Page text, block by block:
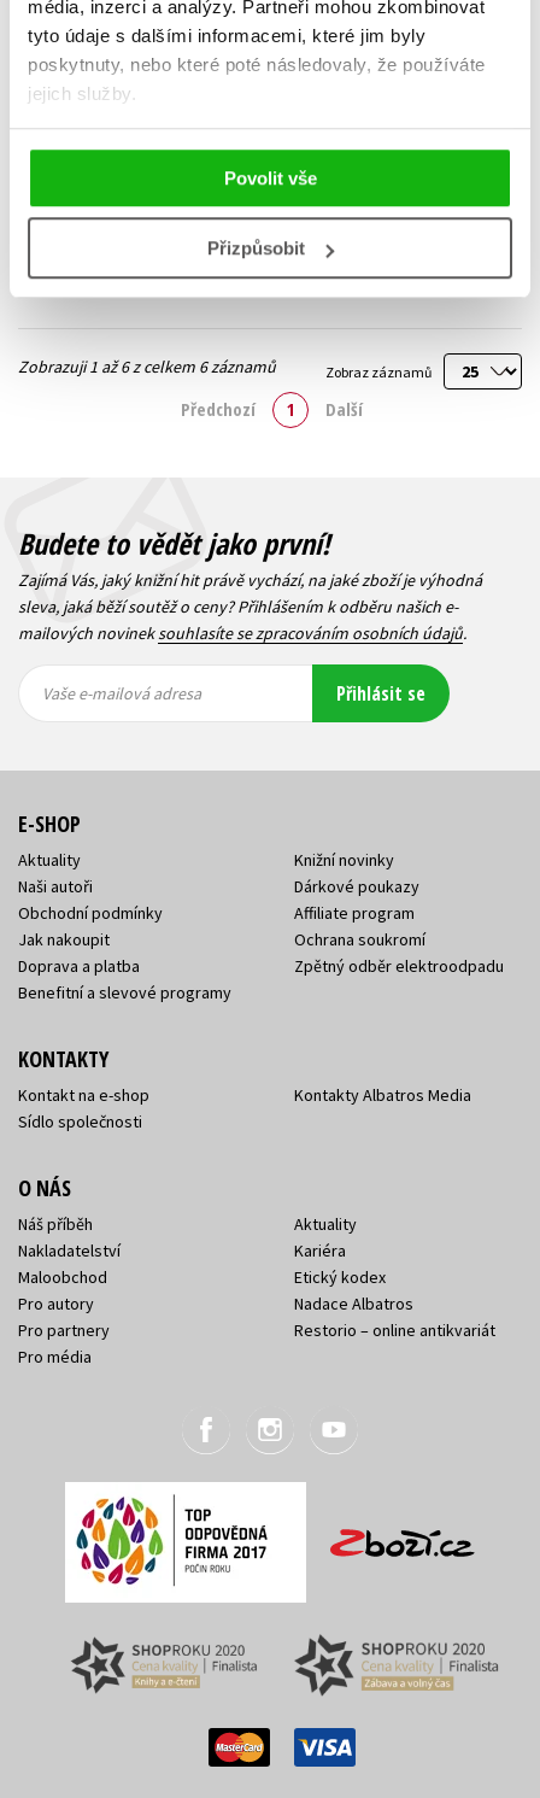
média, inzerci a analýzy. Partneři mohou zkombinovat
tyto údaje s dalšími informacemi, které jim byly
poskytnuty, nebo které poté následovaly, že používáte
jejich služby.
Povolit vše
Přizpůsobit
451 stupňů Fahrenheita
(audiokniha)
Ray Bradbury
Ray Bradbury
Do košíku
Zobraz záznamů
Zobrazuji 1 až 6 z celkem 6 záznamů
Předchozí 1 Další
Budete to vědět jako první!
Zajímá Vás, jaký knižní hit právě vychází, na jaké zboží je výhodná
sleva, jaká běží soutěž o ceny? Přihlášením k odběru našich e-
mailových novineksouhlasíte se zpracováním osobních údajů.
mailová
mailová
Vaše e-mailová adresa Přihlásit se
E-SHOP
Aktuality
Naši autoři
Obchodní podmínky
Jak nakoupit
Doprava a platba
Benefitní a slevové programy
Knižní novinky
Dárkové poukazy
Affiliate program
Ochrana soukromí
Zpětný odběr elektroodpadu
KONTAKTY
Kontakt na e-shop
Sídlo společnosti
Kontakty Albatros Media
O NÁS
Náš příběh
Nakladatelství
Maloobchod
Pro autory
Pro partnery
Pro média
Aktuality
Kariéra
Etický kodex
Nadace Albatros
Restorio – online antikvariát